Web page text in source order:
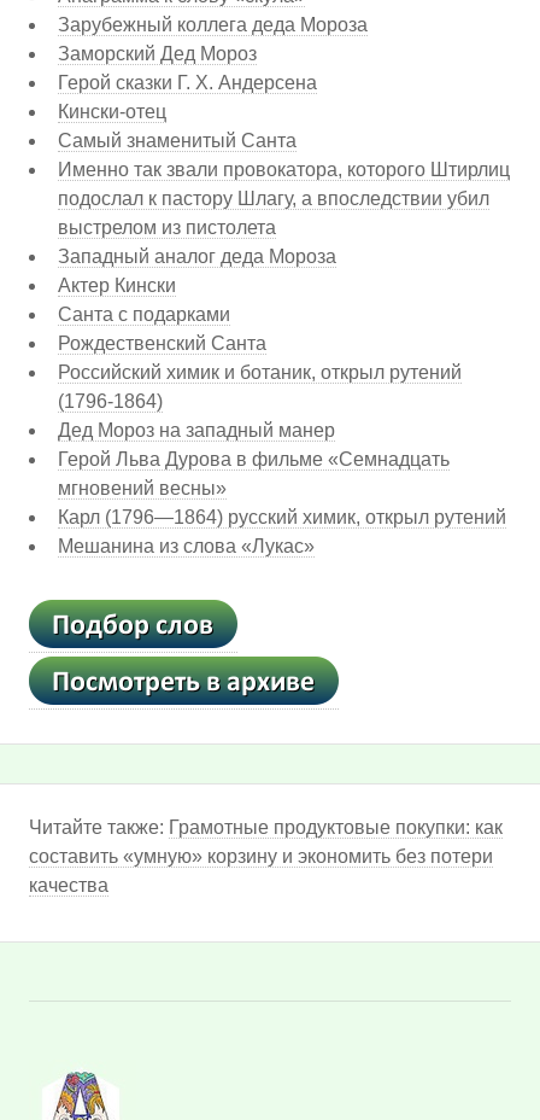
Зарубежный коллега деда Мороза
Заморский Дед Мороз
Герой сказки Г. Х. Андерсена
Кински-отец
Самый знаменитый Санта
Именно так звали провокатора, которого Штирлиц
подослал к пастору Шлагу, а впоследствии убил
выстрелом из пистолета
Западный аналог деда Мороза
Актер Кински
Санта с подарками
Рождественский Санта
Российский химик и ботаник, открыл рутений
(1796-1864)
Дед Мороз на западный манер
Герой Льва Дурова в фильме «Семнадцать
мгновений весны»
Карл (1796—1864) русский химик, открыл рутений
Мешанина из слова «Лукас»
Читайте также: Грамотные продуктовые покупки: как
составить «умную» корзину и экономить без потери
качества